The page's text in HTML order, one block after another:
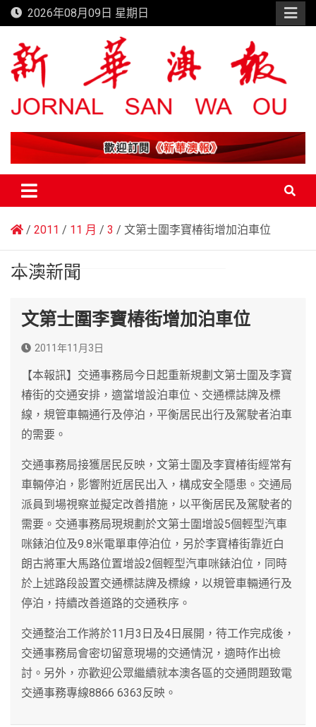
Skip
to
content
2026年08月09日 星期日
新華澳報
2011 11 月 3 文第士圍李寶椿街增加泊車位
本澳新聞
文第士圍李寶椿街增加泊車位
2011年11月3日
【本報訊】交通事務局今日起重新規劃文第士圍及李寶
椿街的交通安排，適當增設泊車位、交通標誌牌及標
線，規管車輛通行及停泊，平衡居民出行及駕駛者泊車
的需要。
交通事務局接獲居民反映，文第士圍及李寶椿街經常有
車輛停泊，影響附近居民出入，構成安全隱患。交通局
派員到場視察並擬定改善措施，以平衡居民及駕駛者的
需要。交通事務局現規劃於文第士圍增設5個輕型汽車
咪錶泊位及9.8米電單車停泊位，另於李寶椿街靠近白
朗古將軍大馬路位置增設2個輕型汽車咪錶泊位，同時
於上述路段設置交通標誌牌及標線，以規管車輛通行及
停泊，持續改善道路的交通秩序。
交通整治工作將於11月3日及4日展開，待工作完成後，
交通事務局會密切留意現場的交通情況，適時作出檢
討。另外，亦歡迎公眾繼續就本澳各區的交通問題致電
交通事務專線8866 6363反映。